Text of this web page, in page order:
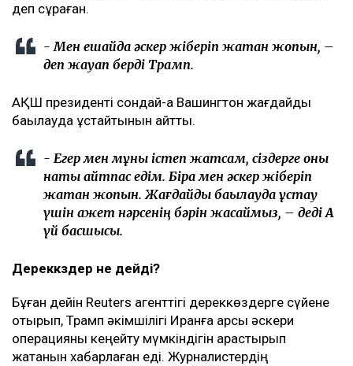
деп сұраған.
- Мен ешқайда әскер жіберіп жатқан жоқпын, –
деп жауап берді Трамп.
АҚШ президенті сондай-ақ Вашингтон жағдайды
бақылауда ұстайтынын айтты.
- Егер мен мұны істеп жатсам, сіздерге оны
нақты айтпас едім. Бірақ мен әскер жіберіп
жатқан жоқпын. Жағдайды бақылауда ұстау
үшін қажет нәрсенің бәрін жасаймыз, – деді Ақ
үй басшысы.
Дереккөздер не дейді?
Бұған дейін Reuters агенттігі дереккөздерге сүйене
отырып, Трамп әкімшілігі Иранға қарсы әскери
операцияны кеңейту мүмкіндігін қарастырып
жатқанын хабарлаған еді. Журналистердің